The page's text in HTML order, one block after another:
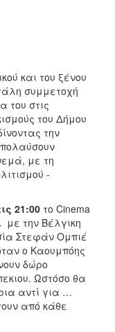
και του ξένου
συμμετοχή
του στις
του Δήμου
την
με τη
-
21:00 το Cinema
με την Βέλγικη
Στεφάν Ομπιέ
ο Καουμπόης
δώρο
Ωστόσο θα
αντί για …
από κάθε